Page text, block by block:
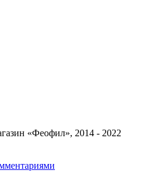
«Феофил», 2014 - 2022